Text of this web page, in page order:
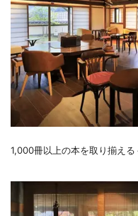
1,000冊以上の本を取り揃え